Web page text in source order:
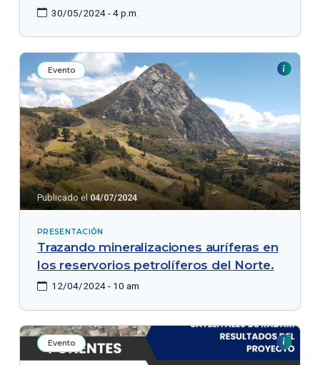
30/05/2024 - 4 p.m.
Evento
Publicado el04/07/2024
PRESENTACIÓN
Trazando mineralizaciones auríferas en
los reservorios petrolíferos del Norte.
12/04/2024 - 10 am
Evento